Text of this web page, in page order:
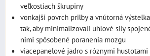
veľkostiach škrupiny
vonkajší povrch prilby a vnútorná
tak, aby minimalizovali uhlové sily
nimi spôsobené poranenia mozgu
viacepanelové jadro s rôznymi